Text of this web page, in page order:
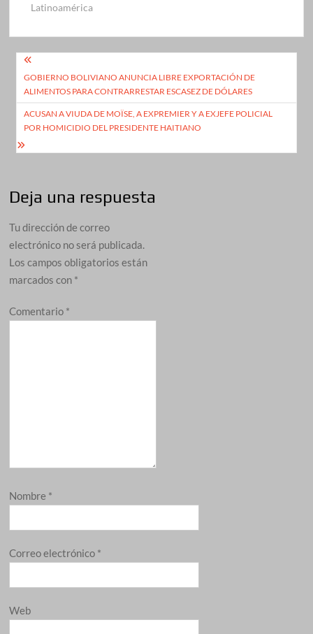
Latinoamérica
Navegación
de
entradas
GOBIERNO BOLIVIANO ANUNCIA LIBRE EXPORTACIÓN DE
ALIMENTOS PARA CONTRARRESTAR ESCASEZ DE DÓLARES
ACUSAN A VIUDA DE MOÏSE, A EXPREMIER Y A EXJEFE POLICIAL
POR HOMICIDIO DEL PRESIDENTE HAITIANO
Deja una respuesta
Tu dirección de correo
electrónico no será publicada.
Los campos obligatorios están
marcados con *
Comentario *
Nombre *
Correo electrónico *
Web